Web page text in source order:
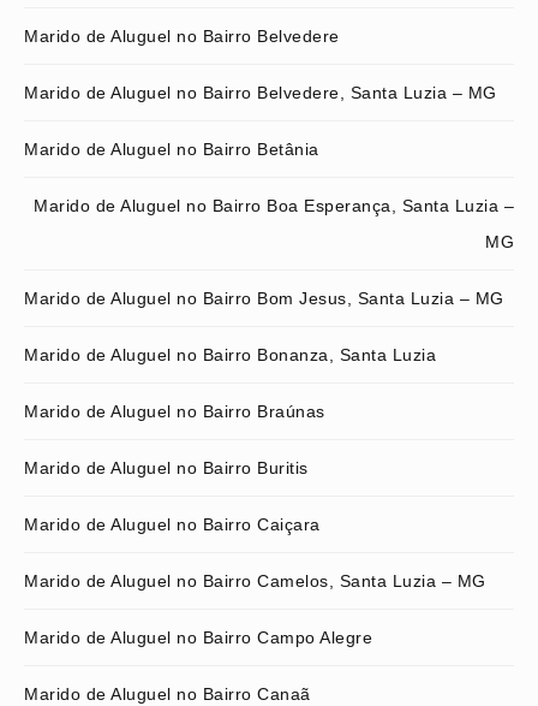
Marido de Aluguel no Bairro Belvedere
Marido de Aluguel no Bairro Belvedere, Santa Luzia – MG
Marido de Aluguel no Bairro Betânia
Marido de Aluguel no Bairro Boa Esperança, Santa Luzia –
MG
Marido de Aluguel no Bairro Bom Jesus, Santa Luzia – MG
Marido de Aluguel no Bairro Bonanza, Santa Luzia
Marido de Aluguel no Bairro Braúnas
Marido de Aluguel no Bairro Buritis
Marido de Aluguel no Bairro Caiçara
Marido de Aluguel no Bairro Camelos, Santa Luzia – MG
Marido de Aluguel no Bairro Campo Alegre
Marido de Aluguel no Bairro Canaã